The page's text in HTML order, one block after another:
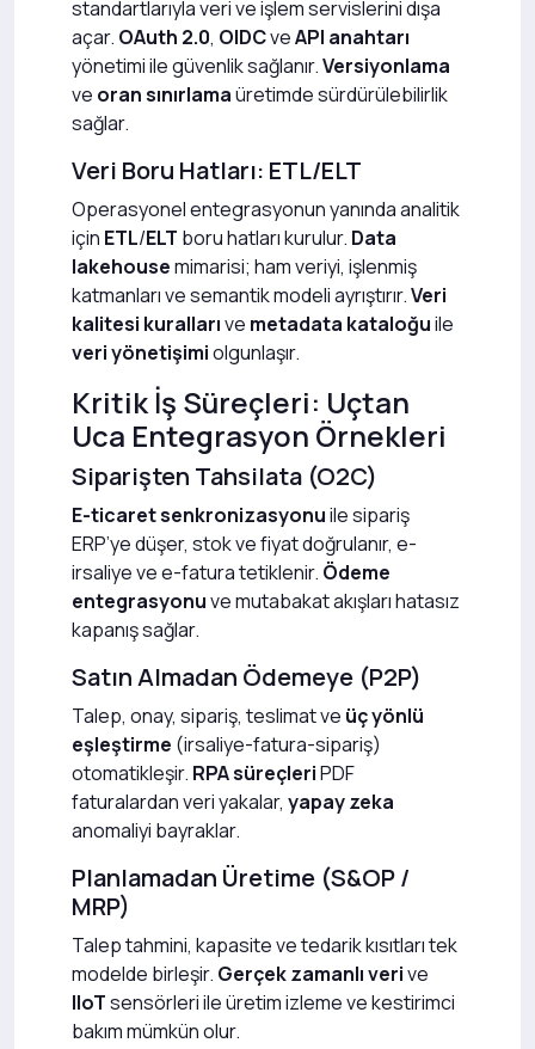
standartlarıyla veri ve işlem servislerini dışa
açar. OAuth 2.0, OIDCveAPI anahtarı
yönetimi ile güvenlik sağlanır.Versiyonlama
ve oran sınırlamaüretimde sürdürülebilirlik
sağlar.
Veri Boru Hatları: ETL/ELT
Operasyonel entegrasyonun yanında analitik
için ETL/ELT boru hatları kurulur. Data
lakehousemimarisi; ham veriyi, işlenmiş
katmanları ve semantik modeli ayrıştırır.Veri
kalitesi kurallarıve metadata kataloğuile
veri yönetişimiolgunlaşır.
Kritik İş Süreçleri: Uçtan
Uca Entegrasyon Örnekleri
Siparişten Tahsilata (O2C)
E-ticaret senkronizasyonuile sipariş
ERP’ye düşer, stok ve fiyat doğrulanır, e-
irsaliye ve e-fatura tetiklenir. Ödeme
entegrasyonuve mutabakat akışları hatasız
kapanış sağlar.
Satın Almadan Ödemeye (P2P)
Talep, onay, sipariş, teslimat ve üç yönlü
eşleştirme (irsaliye-fatura-sipariş)
otomatikleşir. RPA süreçleriPDF
faturalardan veri yakalar, yapay zeka
anomaliyi bayraklar.
Planlamadan Üretime (S&OP /
MRP)
Talep tahmini, kapasite ve tedarik kısıtları tek
modelde birleşir. Gerçek zamanlı verive
IIoTsensörleri ile üretim izleme ve kestirimci
bakım mümkün olur.